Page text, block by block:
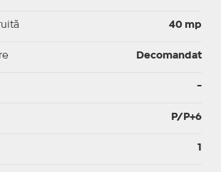
40 mp
Decomandat
-
P/P+6
1